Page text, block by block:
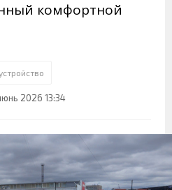
комфортной
2026 13:34